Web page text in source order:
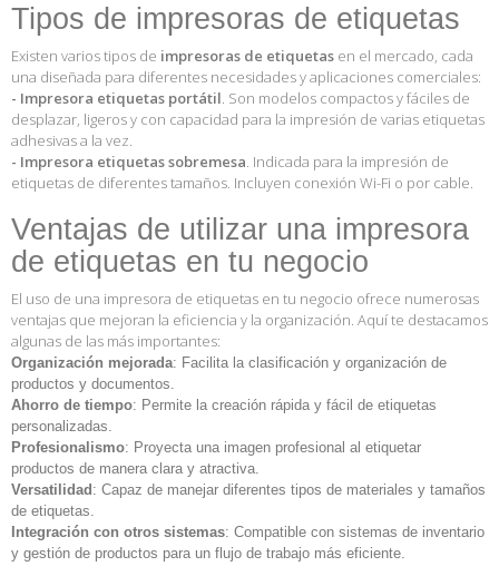
Tipos de impresoras de etiquetas
Existen varios tipos de impresoras de etiquetas en el mercado, cada
una diseñada para diferentes necesidades y aplicaciones comerciales:
- Impresora etiquetas portátil . Son modelos compactos y fáciles de
desplazar, ligeros y con capacidad para la impresión de varias etiquetas
adhesivas a la vez.
- Impresora etiquetas sobremesa . Indicada para la impresión de
etiquetas de diferentes tamaños. Incluyen conexión Wi-Fi o por cable.
Ventajas de utilizar una impresora
de etiquetas en tu negocio
El uso de una impresora de etiquetas en tu negocio ofrece numerosas
ventajas que mejoran la eficiencia y la organización. Aquí te destacamos
algunas de las más importantes:
Organización mejorada: Facilita la clasificación y organización de
productos y documentos.
Ahorro de tiempo: Permite la creación rápida y fácil de etiquetas
personalizadas.
Profesionalismo: Proyecta una imagen profesional al etiquetar
productos de manera clara y atractiva.
Versatilidad: Capaz de manejar diferentes tipos de materiales y tamaños
de etiquetas.
Integración con otros sistemas: Compatible con sistemas de inventario
y gestión de productos para un flujo de trabajo más eficiente.